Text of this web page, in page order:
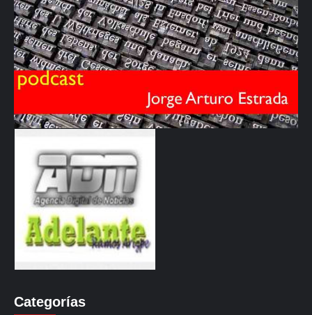
Categorías